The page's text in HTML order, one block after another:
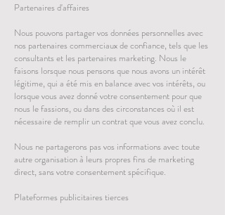
Partenaires d'affaires
Nous pouvons partager vos données personnelles avec
nos partenaires commerciaux de confiance, tels que les
consultants et les partenaires marketing. Nous le
faisons lorsque nous pensons que nous avons un intérêt
légitime, qui a été mis en balance avec vos intérêts, ou
lorsque vous avez donné votre consentement pour que
nous le fassions, ou dans des circonstances où il est
nécessaire de remplir un contrat que vous avez conclu.
Nous ne partagerons pas vos informations avec toute
autre organisation à leurs propres fins de marketing
direct, sans votre consentement spécifique.
Plateformes publicitaires tierces